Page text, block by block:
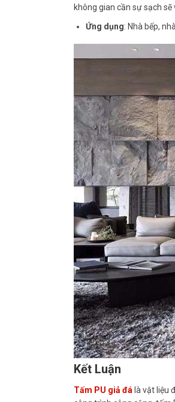
không gian cần sự sạch sẽ
Ứng dụng: Nhà bếp,
Kết Luận
Tấm PU giả đá là vật liệu